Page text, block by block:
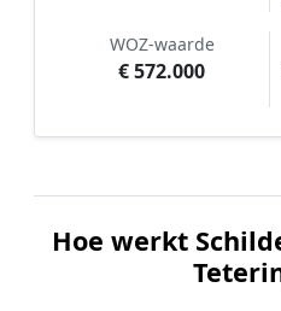
WOZ-waarde
€ 572.000
Hoe werkt